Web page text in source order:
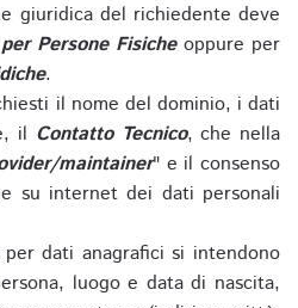
giuridica del richiedente deve
Persone Fisicheoppure per
.
il nome del dominio, i dati
il Contatto Tecnico, che nella
maintainer" e il consenso
su internet dei dati personali
dati anagrafici si intendono
luogo e data di nascita,